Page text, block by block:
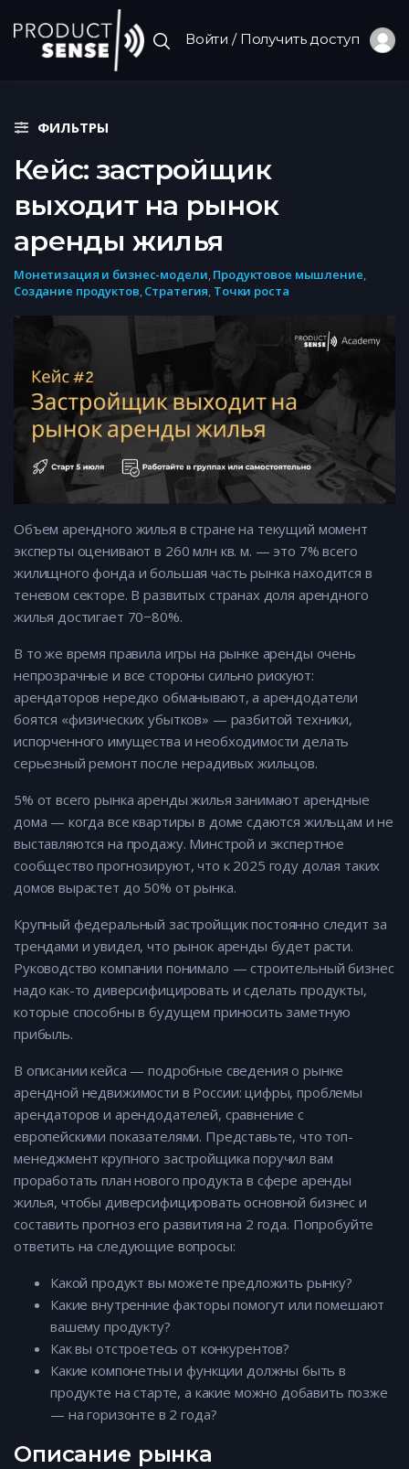
Войти / Получить доступ
ФИЛЬТРЫ
Кейс: застройщик
выходит на рынок
аренды жилья
Монетизация и бизнес-модели,Продуктовое мышление,
Создание продуктов,Стратегия, Точки роста
Объем арендного жилья в стране на текущий момент
эксперты оценивают в 260 млн кв. м. — это 7% всего
жилищного фонда и большая часть рынка находится в
теневом секторе. В развитых странах доля арендного
жилья достигает 70−80%.
В то же время правила игры на рынке аренды очень
непрозрачные и все стороны сильно рискуют:
арендаторов нередко обманывают, а арендодатели
боятся «физических убытков» — разбитой техники,
испорченного имущества и необходимости делать
серьезный ремонт после нерадивых жильцов.
5% от всего рынка аренды жилья занимают арендные
дома — когда все квартиры в доме сдаются жильцам и не
выставляются на продажу. Минстрой и экспертное
сообщество прогнозируют, что к 2025 году долая таких
домов вырастет до 50% от рынка.
Крупный федеральный застройщик постоянно следит за
трендами и увидел, что рынок аренды будет расти.
Руководство компании понимало — строительный бизнес
надо как-то диверсифицировать и сделать продукты,
которые способны в будущем приносить заметную
прибыль.
В описании кейса — подробные сведения о рынке
арендной недвижимости в России: цифры, проблемы
арендаторов и арендодателей, сравнение с
европейскими показателями. Представьте, что топ-
менеджмент крупного застройщика поручил вам
проработать план нового продукта в сфере аренды
жилья, чтобы диверсифицировать основной бизнес и
составить прогноз его развития на 2 года. Попробуйте
ответить на следующие вопросы:
Какой продукт вы можете предложить рынку?
Какие внутренние факторы помогут или помешают
вашему продукту?
Как вы отстроетесь от конкурентов?
Какие компонетны и функции должны быть в
продукте на старте, а какие можно добавить позже
— на горизонте в 2 года?
Описание рынка